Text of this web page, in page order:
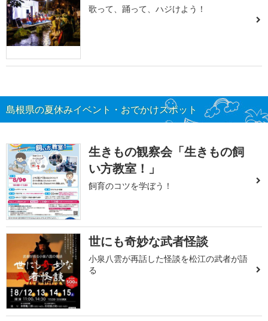
歌って、踊って、ハジけよう！
島根県の夏休みイベント・おでかけスポット
生きもの観察会「生きもの飼
い方教室！」
飼育のコツを学ぼう！
世にも奇妙な武者怪談
小泉八雲が再話した怪談を松江の武者が語
る